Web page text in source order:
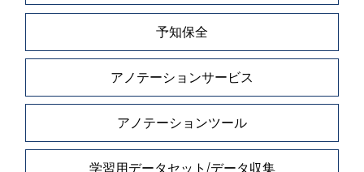
予知保全
アノテーションサービス
アノテーションツール
学習用データセット/データ収集